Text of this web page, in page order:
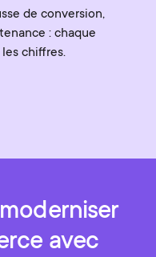
de conversion,
: chaque
chiffres.
avec